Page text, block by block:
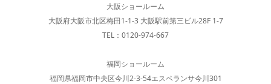
大阪ショールーム
大阪府大阪市北区梅田1-1-3 大阪駅前第三ビル28F 1-7
TEL：0120-974-667
福岡ショールーム
福岡県福岡市中央区今川2-3-54エスペランサ今川301